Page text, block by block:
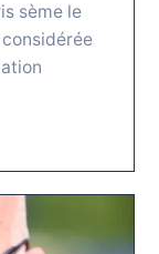
sème le